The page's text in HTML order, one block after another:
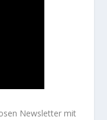
Newsletter mit